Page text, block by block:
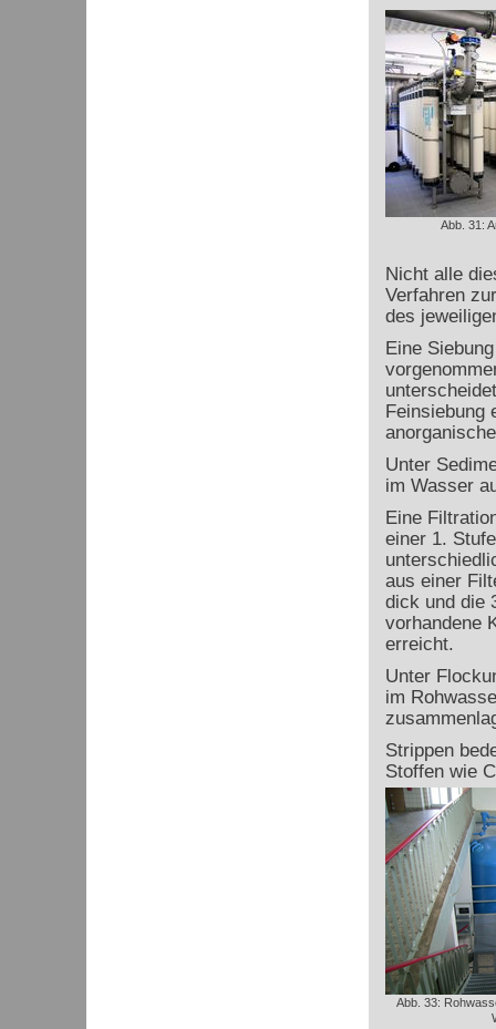
Abb. 31:
Nicht alle
Verfahren
des
Eine
Feinsiebung
Unter
im Wasser
Eine
einer 1.
aus einer
dick und die
vorhandene
erreicht.
Unter
im
Strippen
Stoffen wie
Abb. 33: